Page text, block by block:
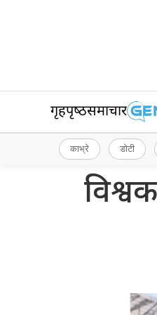
गृहपृष्‍ठसमाचार
काभ्रे डोटी